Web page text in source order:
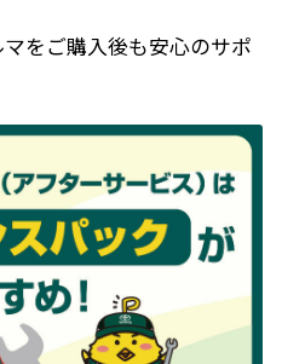
をご購入後も安心のサポ